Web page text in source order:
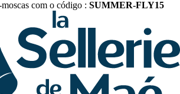
com o código : SUMMER-FLY15